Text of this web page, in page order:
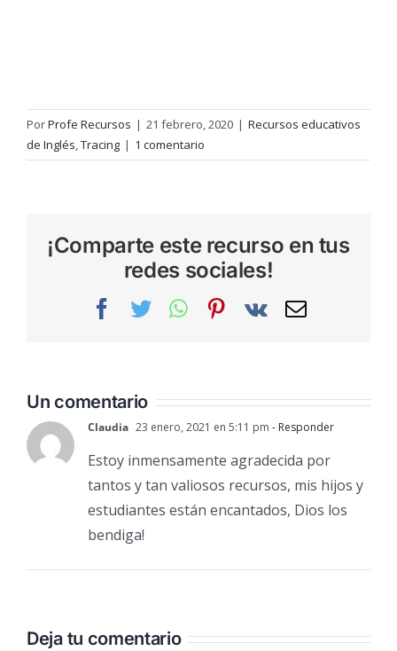
PorProfe Recursos | 21 febrero, 2020 | Recursos educativos
de Inglés,Tracing | 1 comentario
¡Comparte este recurso en tus
redes sociales!
Facebook
TwitterWhatsAppPinterest
Vk
Correo
Un comentario
Claudia 23 enero, 2021 en 5:11 pm - Responder
Estoy inmensamente agradecida por
tantos y tan valiosos recursos, mis hijos y
estudiantes están encantados, Dios los
bendiga!
Deja tu comentario